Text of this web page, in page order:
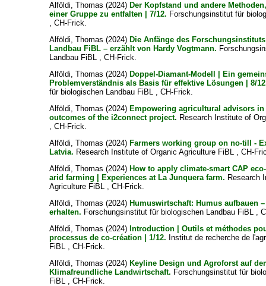
Alföldi, Thomas (2024) Der Kopfstand und andere
einer Gruppe zu entfalten | 7/12. Forschungsinstitut für
, CH-Frick.
Alföldi, Thomas (2024) Die Anfänge des
Landbau FiBL – erzählt von Hardy Vogtmann.
Landbau FiBL , CH-Frick.
Alföldi, Thomas (2024) Doppel-Diamant-Modell | Ein
Problemverständnis als Basis für effektive Lösungen | 8/
für biologischen Landbau FiBL , CH-Frick.
Alföldi, Thomas (2024) Empowering agricultural advisors in
outcomes of the i2connect project. Research Institute of
, CH-Frick.
Alföldi, Thomas (2024) Farmers working group on no-till -
Latvia. Research Institute of Organic Agriculture FiBL , CH-
Alföldi, Thomas (2024) How to apply climate-smart CAP
arid farming | Experiences at La Junquera farm. Research
Agriculture FiBL , CH-Frick.
Alföldi, Thomas (2024) Humuswirtschaft: Humus aufbauen
erhalten. Forschungsinstitut für biologischen Landbau FiBL ,
Alföldi, Thomas (2024) Introduction | Outils et méthodes
processus de co-création | 1/12. Institut de recherche de
FiBL , CH-Frick.
Alföldi, Thomas (2024) Keyline Design und Agroforst auf
Klimafreundliche Landwirtschaft. Forschungsinstitut für
FiBL , CH-Frick.